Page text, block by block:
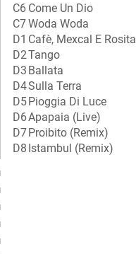
C6 Come Un Dio
C7Woda Woda
D1 Cafè, Mexcal E Rosita
D2Tango
D3 Ballata
D4Sulla Terra
D5Pioggia Di Luce
D6Apapaia (Live)
D7Proibito (Remix)
D8 Istambul (Remix)